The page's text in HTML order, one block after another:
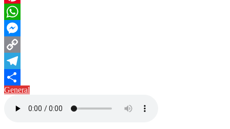
Pinterest
WhatsApp
Messenger
Copy
Link
Telegram
Compartir
General